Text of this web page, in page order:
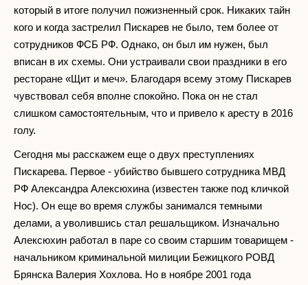
который в итоге получил пожизненный срок. Никаких тайн
кого и когда застрелил Пискарев не было, тем более от
сотрудников ФСБ РФ. Однако, он был им нужен, был
вписан в их схемы. Они устраивали свои праздники в его
ресторане «Щит и меч». Благодаря всему этому Пискарев
чувствовал себя вполне спокойно. Пока он не стал
слишком самостоятельным, что и привело к аресту в 2016
голу.
Сегодня мы расскажем еще о двух преступлениях
Пискарева. Первое - убийство бывшего сотрудника МВД
РФ Александра Алексюхина (известен также под кличкой
Нос). Он еще во время службы занимался темными
делами, а уволившись стал решальщиком. Изначально
Алексюхин работал в паре со своим старшим товарищем -
начальником криминальной милиции Бежицкого РОВД
Брянска Валерия Хохлова. Но в ноябре 2001 года